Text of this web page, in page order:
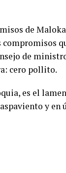
de
de
cero pollito.
es el
y en